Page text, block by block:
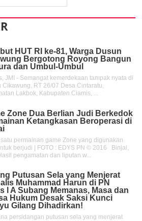
HUT RI ke-81, Warga Dusun
Bergotong Royong Bangun
dan Umbul-Umbul
JMI - Semangat kemerdekaan tampak nyata di
Cikawung, RT 26/07 Desa Cintaratu,
Lakbok, Kabupaten Ciamis, ...
Zone Dua Berlian Judi Berkedok
Ketangkasan Beroperasi di
permainan game Zone yang digunakan
berjudi | FOTO : EDYS PN © 2016 Binjai,
pengamatan dan liputan w...
Putusan Sela yang Menjerat
Muhammad Harun di PN
l A Subang Memanas, Masa dan
Hukum Desak Saksi Kunci
Gilang Dihadirkan!
persidangan putusan sela yang menjerat